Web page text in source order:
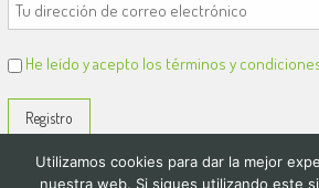
He leído y acepto los términos y
Utilizamos cookies para dar la mejor
nuestra web. Si sigues utilizando este